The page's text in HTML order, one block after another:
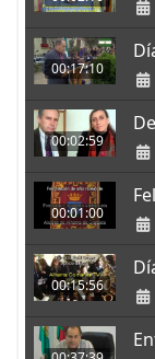
00:17:10
00:02:59
00:01:00
00:15:56